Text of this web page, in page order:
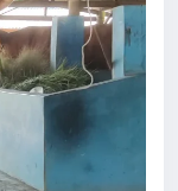
proses
dari
yang harus
Pertanian
telah
Desa